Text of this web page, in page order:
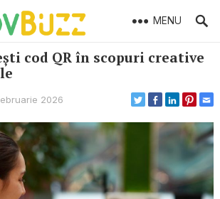
MENU
cod QR în scopuri creative
2026